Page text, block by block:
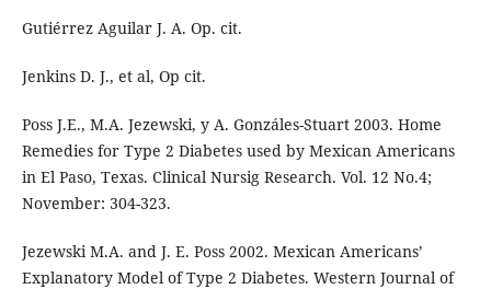
Gutiérrez Aguilar J. A. Op. cit.
Jenkins D. J., et al, Op cit.
Poss J.E., M.A. Jezewski, y A. Gonzáles-Stuart 2003. Home
Remedies for Type 2 Diabetes used by Mexican Americans
in El Paso, Texas. Clinical Nursig Research. Vol. 12 No.4;
November: 304-323.
Jezewski M.A. and J. E. Poss 2002. Mexican Americans’
Explanatory Model of Type 2 Diabetes. Western Journal of